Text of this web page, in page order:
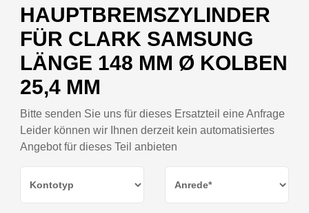
HAUPTBREMSZYLINDER
FÜR CLARK SAMSUNG
LÄNGE 148 MM Ø KOLBEN
25,4 MM
Bitte senden Sie uns für dieses Ersatzteil eine Anfrage
Leider können wir Ihnen derzeit kein automatisiertes
Angebot für dieses Teil anbieten